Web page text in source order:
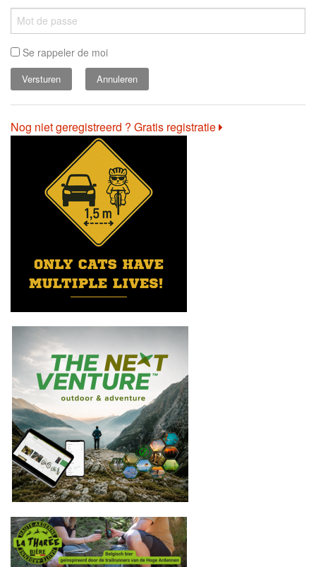
Se rappeler de moi
Annuleren
Nog niet geregistreerd ? Gratis registratie